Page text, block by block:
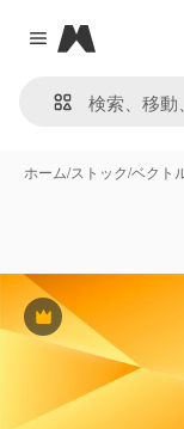
Close menu
Magnific
ホーム/ストック/ベクト
Premium